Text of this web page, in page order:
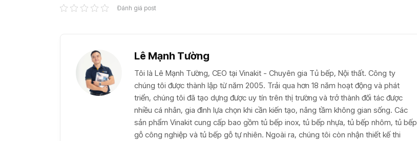
Đánh giá post
Lê Mạnh Tường
Tôi là Lê Mạnh Tường, CEO tại Vinakit - Chuyên gia Tủ bếp, Nội thất. Công ty
chúng tôi được thành lập từ năm 2005. Trải qua hơn 18 năm hoạt động và phát
triển, chúng tôi đã tạo dựng được uy tín trên thị trường và trở thành đối tác được
nhiều cá nhân, gia đình lựa chọn khi cần kiến tạo, nâng tầm không gian sống. Các
sản phẩm Vinakit cung cấp bao gồm tủ bếp inox, tủ bếp nhựa, tủ bếp nhôm, tủ bếp
gỗ công nghiệp và tủ bếp gỗ tự nhiên. Ngoài ra, chúng tôi còn nhận thiết kế thi